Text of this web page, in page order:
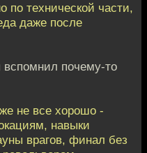
по технической части,
даже после
вспомнил почему-то
не все хорошо -
навыки
врагов, финал без